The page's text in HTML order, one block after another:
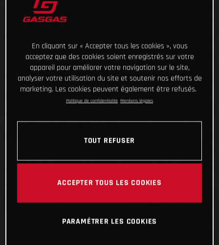
En cliquant sur « Accepter tous les cookies », vous
acceptez que des cookies soient enregistrés sur votre
appareil pour améliorer votre navigation sur le site,
analyser votre utilisation du site et soutenir nos efforts de
marketing. Les cookies peuvent également être refusés.
Politique de confidentialité Mentions légales
TOUT REFUSER
ACCEPTER TOUS LES COOKIES
PARAMÉTRER LES COOKIES